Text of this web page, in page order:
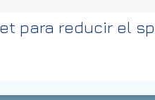
para reducir el